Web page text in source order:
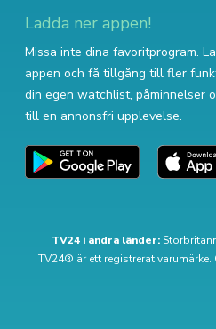
Ladda ner appen!
Missa inte dina favoritprogram.
appen och få tillgång till fler
din egen watchlist, påminnelser
till en annonsfri upplevelse.
TV24 i andra länder:
TV24® är ett registrerat